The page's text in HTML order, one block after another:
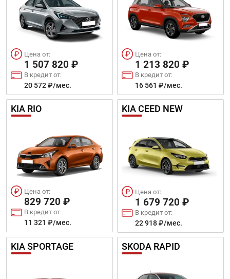
Цена от:
1 507 820 ₽
В кредит от:
20 572 ₽/мес.
Цена от:
1 213 820 ₽
В кредит от:
16 561 ₽/мес.
KIA RIO
Цена от:
829 720 ₽
В кредит от:
11 321 ₽/мес.
KIA CEED NEW
Цена от:
1 679 720 ₽
В кредит от:
22 918 ₽/мес.
KIA SPORTAGE SKODA RAPID